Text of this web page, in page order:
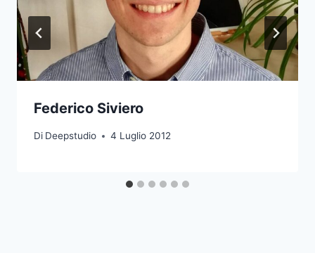
Federico Siviero
Di Deepstudio 4 Luglio 2012